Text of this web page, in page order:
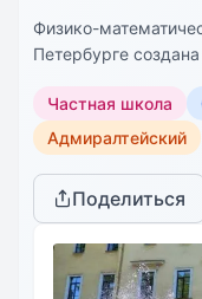
Физико-
Петербурге
тщательно
нашем учебном
быстро достичь
Частная школа
Адмиралтейский
Поделиться